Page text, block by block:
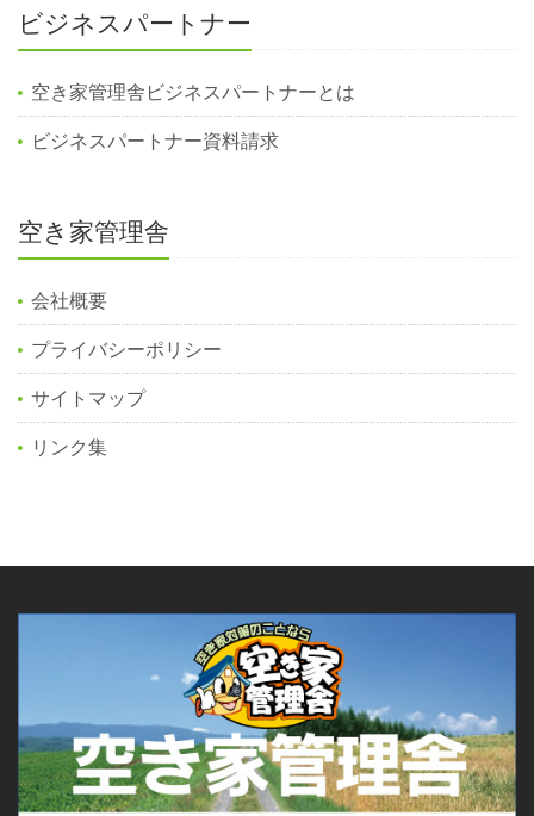
ビジネスパートナー
空き家管理舎ビジネスパートナーとは
ビジネスパートナー資料請求
空き家管理舎
会社概要
プライバシーポリシー
サイトマップ
リンク集